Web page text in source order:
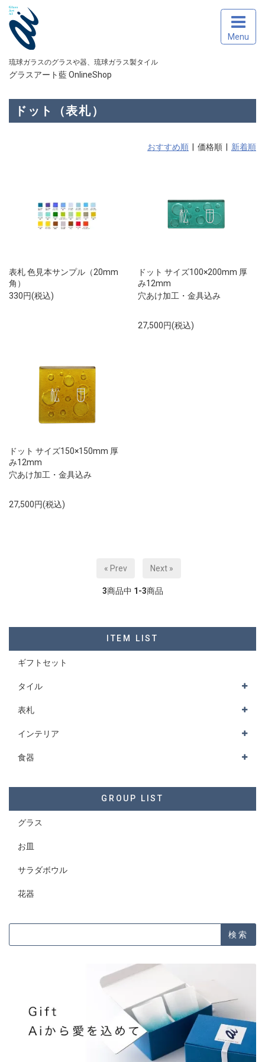
琉球ガラスのグラスや器、琉球ガラス製タイル
グラスアート藍 OnlineShop
Menu
ドット（表札）
おすすめ順 | 価格順 | 新着順
表札 色見本サンプル（20mm
角）
330円(税込)
ドット サイズ100×200mm 厚
み12mm
穴あけ加工・金具込み
27,500円(税込)
ドット サイズ150×150mm 厚
み12mm
穴あけ加工・金具込み
27,500円(税込)
« Prev Next »
3商品中 1-3商品
ITEM LIST
ギフトセット
タイル
表札
インテリア
食器
GROUP LIST
グラス
お皿
サラダボウル
花器
検索